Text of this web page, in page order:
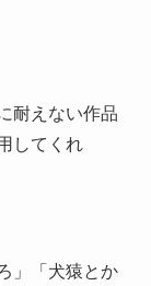
耐えない作品
してくれ
」「犬猿とか